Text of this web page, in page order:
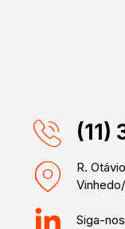
(11)
R.
Siga-